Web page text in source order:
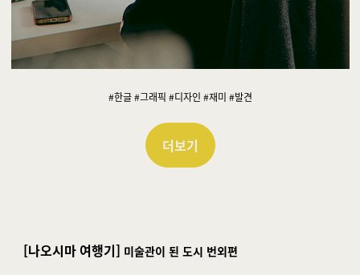
#한글 #그래픽 #디자인 #재미 #발견
더보기
[나오시마 여행기] 미술관이 된 도시 번외편